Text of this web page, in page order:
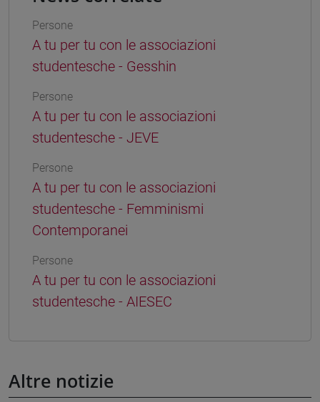
Persone
A tu per tu con le associazioni
studentesche - Gesshin
Persone
A tu per tu con le associazioni
studentesche - JEVE
Persone
A tu per tu con le associazioni
studentesche - Femminismi
Contemporanei
Persone
A tu per tu con le associazioni
studentesche - AIESEC
Altre notizie